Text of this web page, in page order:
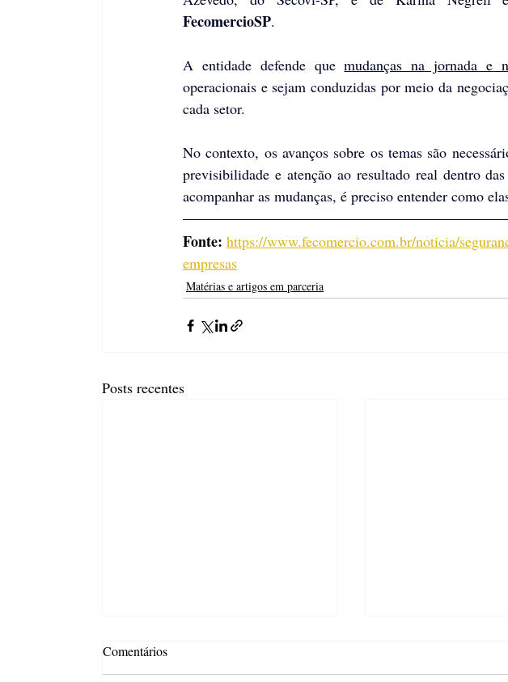
FecomercioSP.
A entidade defende que mudanças na jornada e
operacionais e sejam conduzidas por meio da
cada setor.
No contexto, os avanços sobre os temas são
previsibilidade e atenção ao resultado real dentro
acompanhar as mudanças, é preciso entender como
Fonte: https://www.fecomercio.com.br/noticia/
empresas
Matérias e artigos em parceria
Posts recentes
Comentários